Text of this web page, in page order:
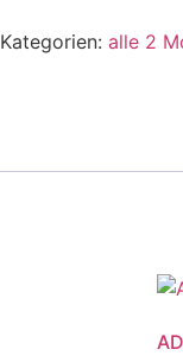
Kategorien: alle 2